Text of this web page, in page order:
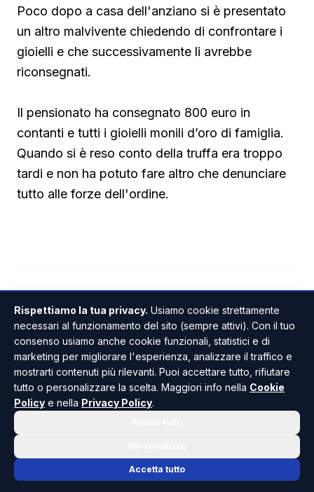
Poco dopo a casa dell'anziano si è presentato
un altro malvivente chiedendo di confrontare i
gioielli e che successivamente li avrebbe
riconsegnati.
Il pensionato ha consegnato 800 euro in
contanti e tutti i gioielli monili d’oro di famiglia.
Quando si è reso conto della truffa era troppo
tardi e non ha potuto fare altro che denunciare
tutto alle forze dell'ordine.
GIORNALISTA PROFESSIONISTA
Ha iniziato l’attività nel 1980. Tra i fondatori di
Rispettiamo la tua privacy. Usiamo cookie strettamente
necessari al funzionamento del sito (sempre attivi). Con il tuo
consenso usiamo anche cookie funzionali, statistici e di
marketing per migliorare l'esperienza, analizzare il traffico e
mostrarti contenuti più rilevanti. Puoi accettare tutto, rifiutare
tutto o personalizzare la scelta. Maggiori info nella Cookie
Policy e nella Privacy Policy.
Accetta tutto